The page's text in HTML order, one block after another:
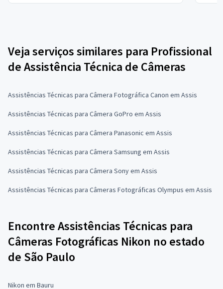
Veja serviços similares para Profissional
de Assistência Técnica de Câmeras
Assistências Técnicas para Câmera Fotográfica Canon em Assis
Assistências Técnicas para Câmera GoPro em Assis
Assistências Técnicas para Câmera Panasonic em Assis
Assistências Técnicas para Câmera Samsung em Assis
Assistências Técnicas para Câmera Sony em Assis
Assistências Técnicas para Câmeras Fotográficas Olympus em Assis
Encontre Assistências Técnicas para
Câmeras Fotográficas Nikon no estado
de São Paulo
Nikon em Bauru